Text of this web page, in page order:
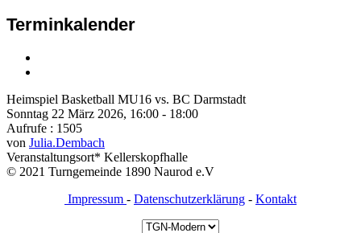
Terminkalender
Heimspiel Basketball MU16 vs. BC Darmstadt
Sonntag 22 März 2026, 16:00 - 18:00
Aufrufe : 1505
von Julia.Dembach
Veranstaltungsort* Kellerskopfhalle
© 2021 Turngemeinde 1890 Naurod e.V
Impressum - Datenschutzerklärung - Kontakt